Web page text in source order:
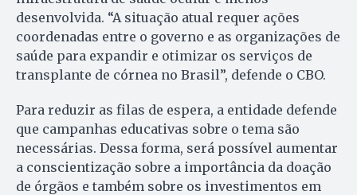
desenvolvida. “A situação atual requer ações
coordenadas entre o governo e as organizações de
saúde para expandir e otimizar os serviços de
transplante de córnea no Brasil”, defende o CBO.
Para reduzir as filas de espera, a entidade defende
que campanhas educativas sobre o tema são
necessárias. Dessa forma, será possível aumentar
a conscientização sobre a importância da doação
de órgãos e também sobre os investimentos em